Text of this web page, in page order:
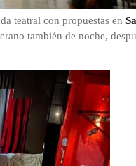
teatral con propuestas en
también de noche,